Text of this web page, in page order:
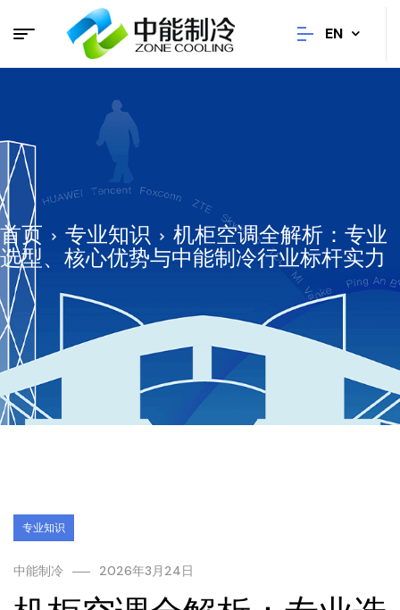
EN
首页 专业知识
机柜空调全解析：专业
选型、核心优势与中能制冷行业标杆实力
专业知识
中能制冷 2026年3月24日